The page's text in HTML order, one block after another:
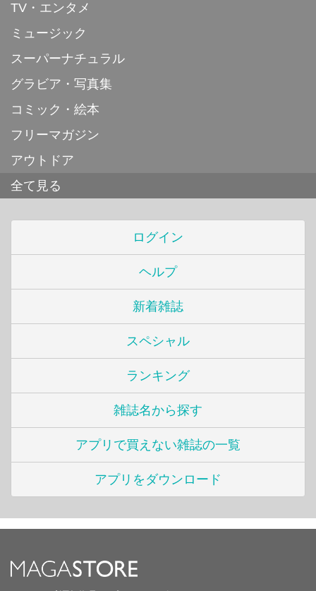
TV・エンタメ
ミュージック
スーパーナチュラル
グラビア・写真集
コミック・絵本
フリーマガジン
アウトドア
全て見る
ログイン
ヘルプ
新着雑誌
スペシャル
ランキング
雑誌名から探す
アプリで買えない雑誌の一覧
アプリをダウンロード